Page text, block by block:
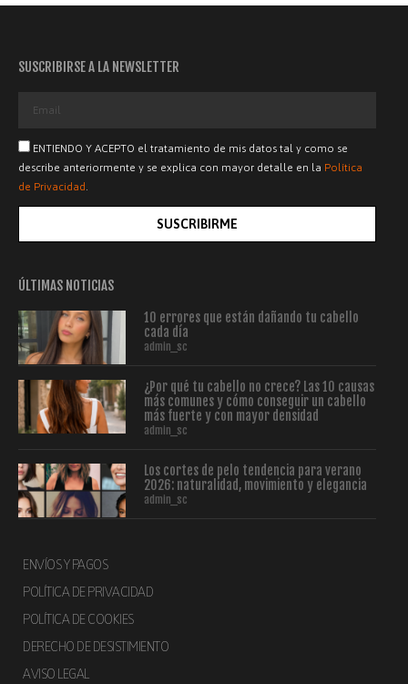
ENVÍOS Y PAGOS
POLÍTICA DE PRIVACIDAD
POLÍTICA DE COOKIES
DERECHO DE DESISTIMIENTO
AVISO LEGAL
ÚLTIMAS NOTICIAS
10 errores que están dañando tu cabello
cada día
admin_sc
¿Por qué tu cabello no crece? Las 10 causas
más comunes y cómo conseguir un cabello
más fuerte y con mayor densidad
admin_sc
Los cortes de pelo tendencia para verano
2026: naturalidad, movimiento y elegancia
admin_sc
SUSCRIBIRSE A LA NEWSLETTER
ENTIENDO Y ACEPTO el tratamiento de mis datos tal y como se
describe anteriormente y se explica con mayor detalle en la Política
de Privacidad.
SUSCRIBIRME